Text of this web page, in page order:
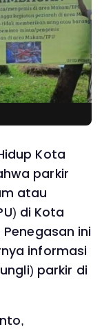
Kota
parkir
atau
di Kota
ini
informasi
parkir di